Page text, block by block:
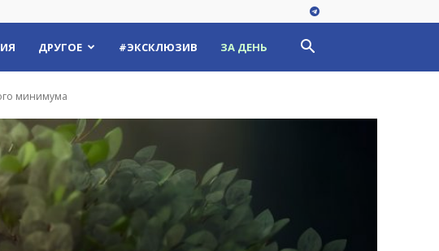
ДРУГОЕ #ЭКСКЛЮЗИВ ЗА ДЕНЬ
минимума